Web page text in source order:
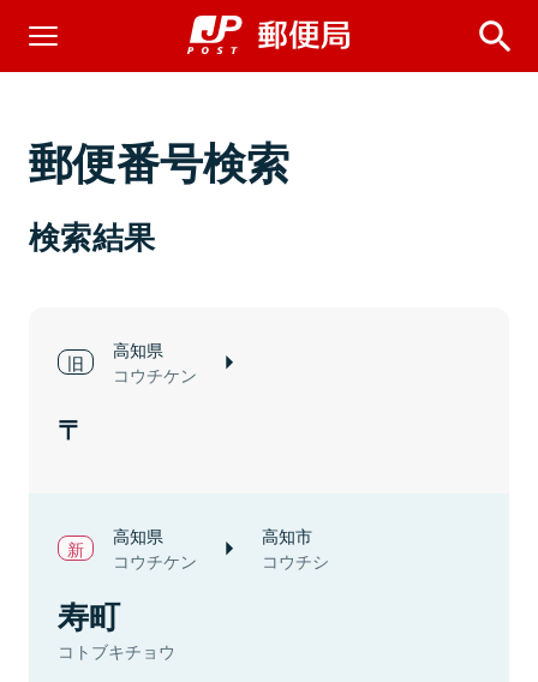
郵便番号検索
検索結果
高知県
コウチケン
高知県
コウチケン
高知市
コウチシ
寿町
コトブキチョウ